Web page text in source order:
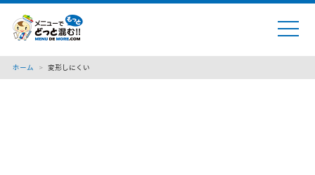
ホーム > 変形しにくい